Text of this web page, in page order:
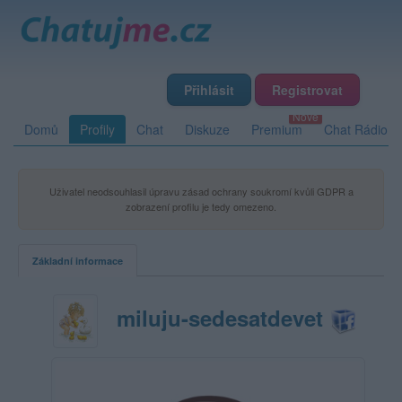
Přihlásit Registrovat
Domů Profily Chat Diskuze Premium Chat Rádio
Uživatel neodsouhlasil úpravu zásad ochrany soukromí kvůli GDPR a
zobrazení profilu je tedy omezeno.
Základní informace
miluju-sedesatdevet